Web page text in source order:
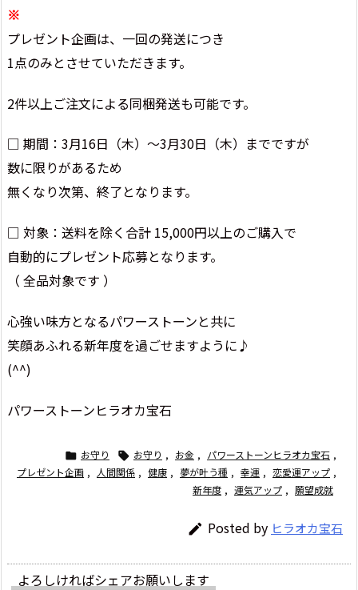
※
プレゼント企画は、一回の発送につき
1点のみとさせていただきます。
2件以上ご注文による同梱発送も可能です。
□ 期間：3月16日（木）～3月30日（木）までですが
数に限りがあるため
無くなり次第、終了となります。
□ 対象：送料を除く合計 15,000円以上のご購入で
自動的にプレゼント応募となります。
（ 全品対象です ）
心強い味方となるパワーストーンと共に
笑顔あふれる新年度を過ごせますように♪
(^^)
パワーストーンヒラオカ宝石
 お守り  お守り , お金 , パワーストーンヒラオカ宝石 ,
プレゼント企画 , 人間関係 , 健康 , 夢が叶う種 , 幸運 , 恋愛運アップ ,
新年度 , 運気アップ , 願望成就
 Posted by ヒラオカ宝石
よろしければシェアお願いします